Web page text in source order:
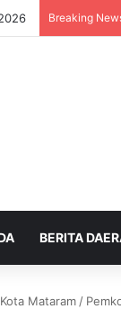
Breaking
BERITA
Kota Mataram /